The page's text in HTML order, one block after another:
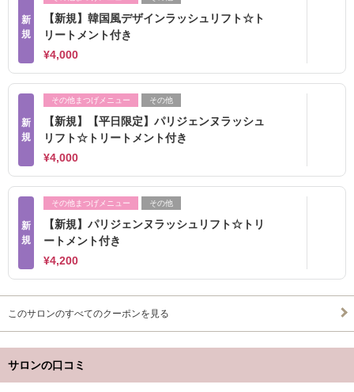
新
規
【新規】韓国風デザインラッシュリフト☆ト
リートメント付き
¥4,000
新
規
その他まつげメニュー その他
【新規】【平日限定】パリジェンヌラッシュ
リフト☆トリートメント付き
¥4,000
新
規
その他まつげメニュー その他
【新規】パリジェンヌラッシュリフト☆トリ
ートメント付き
¥4,200
このサロンのすべてのクーポンを見る
サロンの口コミ